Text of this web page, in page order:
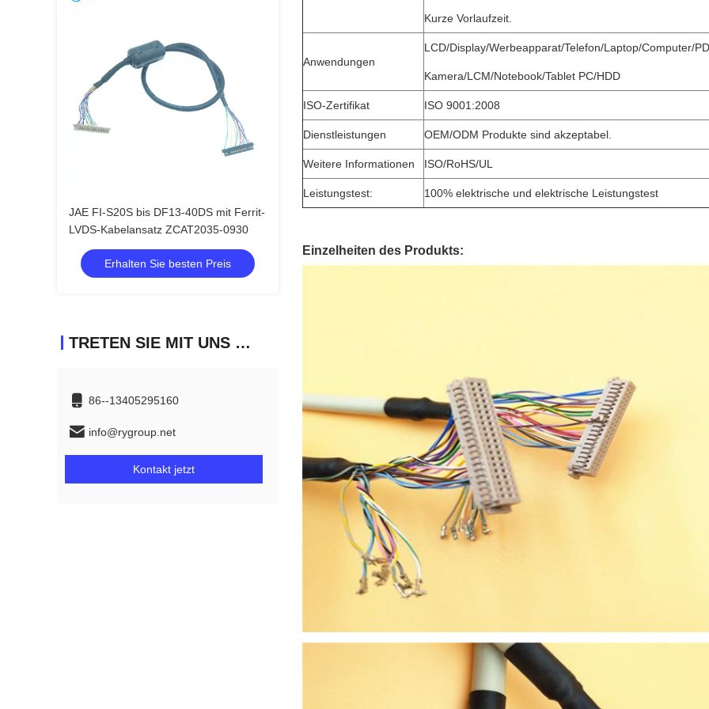
JAE FI-S20S bis DF13-40DS mit Ferrit-
LVDS-Kabelansatz ZCAT2035-0930
Erhalten Sie besten Preis
TRETEN SIE MIT UNS IN VERBINDUNG
86--13405295160
info@rygroup.net
Kontakt jetzt
Kurze Vorlaufzeit.
Anwendungen
LCD/Display/Werbeapparat/Telefon/Laptop/Computer/
Kamera/LCM/Notebook/Tablet PC/HDD
ISO-Zertifikat ISO 9001:2008
Dienstleistungen OEM/ODM Produkte sind akzeptabel.
Weitere Informationen ISO/RoHS/UL
Leistungstest: 100% elektrische und elektrische Leistungstest
Einzelheiten des Produkts: